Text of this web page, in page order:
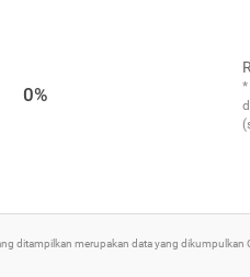
0%
*
ditampilkan merupakan data yang